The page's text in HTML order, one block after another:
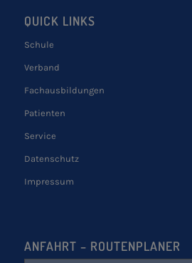
QUICK LINKS
Schule
Verband
Fachausbildungen
Patienten
Service
Datenschutz
Impressum
ANFAHRT – ROUTENPLANER